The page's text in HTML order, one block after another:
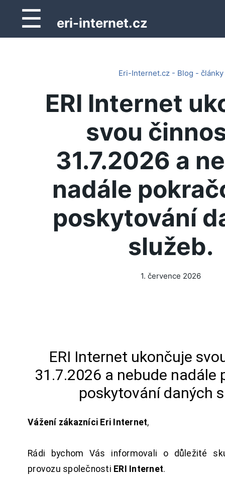
☰ eri-internet.cz
Eri-Internet.cz - Blog - články
ERI Internet
svou
31.7.2026 a
nadále
poskytování
služeb.
1. července 2026
ERI Internet ukončuje
31.7.2026 a nebude nadále
poskytování daných
Vážení zákazníci Eri Internet,
Rádi bychom Vás informovali o důležité
provozu společnosti ERI Internet.